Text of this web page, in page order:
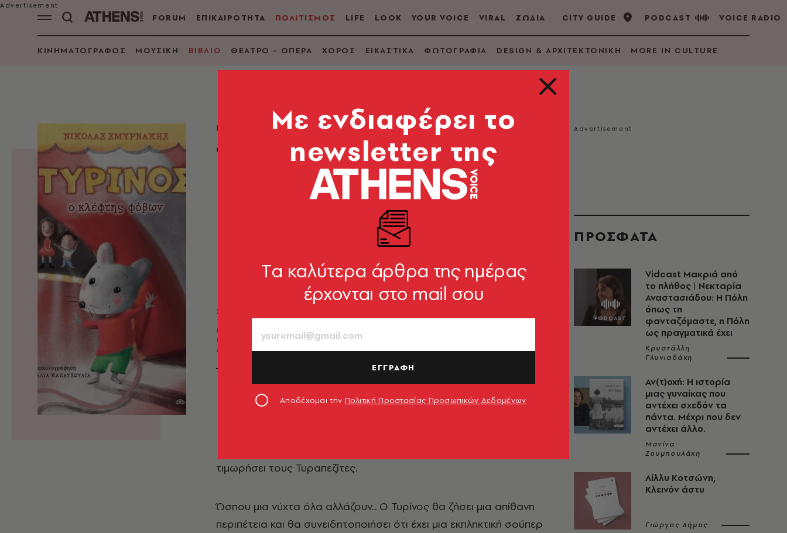
FORUM ΕΠΙΚΑΙΡΟΤΗΤΑ ΠΟΛΙΤΙΣΜΟΣ LIFE LOOK YOUR VOICE VIRAL ΖΩΔΙΑ CITY GUIDE PODCAST VOICE RADIO
ΚΙΝΗΜΑΤΟΓΡΑΦΟΣ ΜΟΥΣΙΚΗ ΒΙΒΛΙΟ ΘΕΑΤΡΟ - ΟΠΕΡΑ ΧΟΡΟΣ ΕΙΚΑΣΤΙΚΑ ΦΩΤΟΓΡΑΦΙΑ DESIGN & ΑΡΧΙΤΕΚΤΟΝΙΚΗ MORE IN CULTURE
ΠΑΙΔΙΚΟ
Τυρίνος
Διόπτρα
Σελίδες: 48
Τιμή: €14,35
Ημ/νία έκδοσης: 13.04.2022
ISBN: 978-960-653-353-2
Διαστάσεις: 21 x 29
τιμωρήσει τους Τυραπεζίτες.
Ώσπου μια νύχτα όλα αλλάζουν... Ο Τυρίνος θα ζήσει μια απίθανη
περιπέτεια και θα συνειδητοποιήσει ότι έχει μια εκπληκτική σούπερ
ΠΡΟΣΦΑΤΑ
Vidcast Μακριά από
το πλήθος | Νεκταρία
Αναστασιάδου: Η Πόλη
όπως τη
φανταζόμαστε, η Πόλη
ως πραγματικά έχει
Κρυστάλλη
Γλυνιαδάκη
Αν(τ)οχή: Η ιστορία
μιας γυναίκας που
αντέχει σχεδόν τα
πάντα. Μέχρι που δεν
αντέχει άλλο.
Μανίνα
Ζουμπουλάκη
Λίλλυ Κοτσώνη,
Κλεινόν άστυ
Γιώργος Δήμος
Mε ενδιαφέρει το
newsletter της
Tα καλύτερα άρθρα της ημέρας
έρχονται στο mail σου
ΕΓΓΡΑΦΗ
Αποδέχομαι την Πολιτική Προστασίας Προσωπικών Δεδομένων